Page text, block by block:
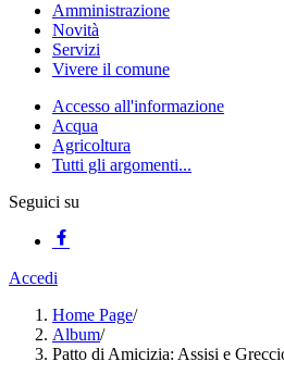
Amministrazione
Novità
Servizi
Vivere il comune
Accesso all'informazione
Acqua
Agricoltura
Tutti gli argomenti...
Seguici su
Accedi
Home Page/
Album/
Patto di Amicizia: Assisi e